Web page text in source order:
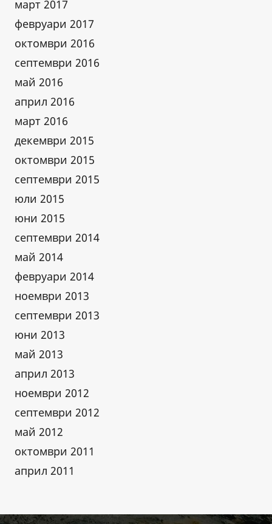
март 2017
февруари 2017
октомври 2016
септември 2016
май 2016
април 2016
март 2016
декември 2015
октомври 2015
септември 2015
юли 2015
юни 2015
септември 2014
май 2014
февруари 2014
ноември 2013
септември 2013
юни 2013
май 2013
април 2013
ноември 2012
септември 2012
май 2012
октомври 2011
април 2011